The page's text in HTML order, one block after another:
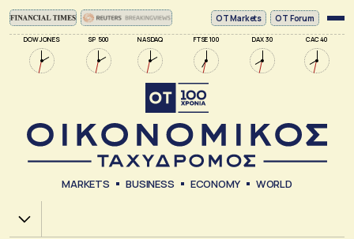
DOW JONES SP 500 NASDAQ FTSE 100 DAX 30 CAC 40
ΟΤ Markets OT Forum
MARKETS BUSINESS ECONOMY WORLD
Χ.Α.